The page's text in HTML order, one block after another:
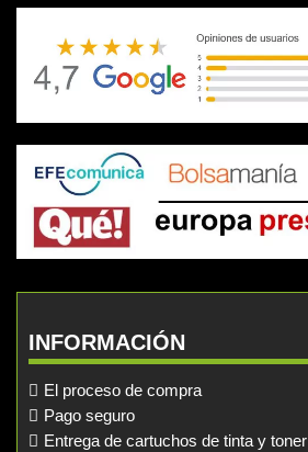
INFORMACIÓN
El proceso de compra
Pago seguro
Entrega de cartuchos de tinta y toner